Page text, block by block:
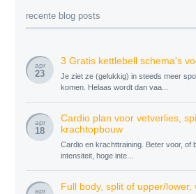
recente blog posts
apr
23
3 Gratis kettlebell schema's
Je ziet ze (gelukkig) in steeds meer
komen. Helaas wordt dan vaa...
apr
18
Cardio plan voor vetverlies,
krachtopbouw
Cardio en krachttraining. Beter voor, of
intensiteit, hoge inte...
apr Full body, split of upper/lower,